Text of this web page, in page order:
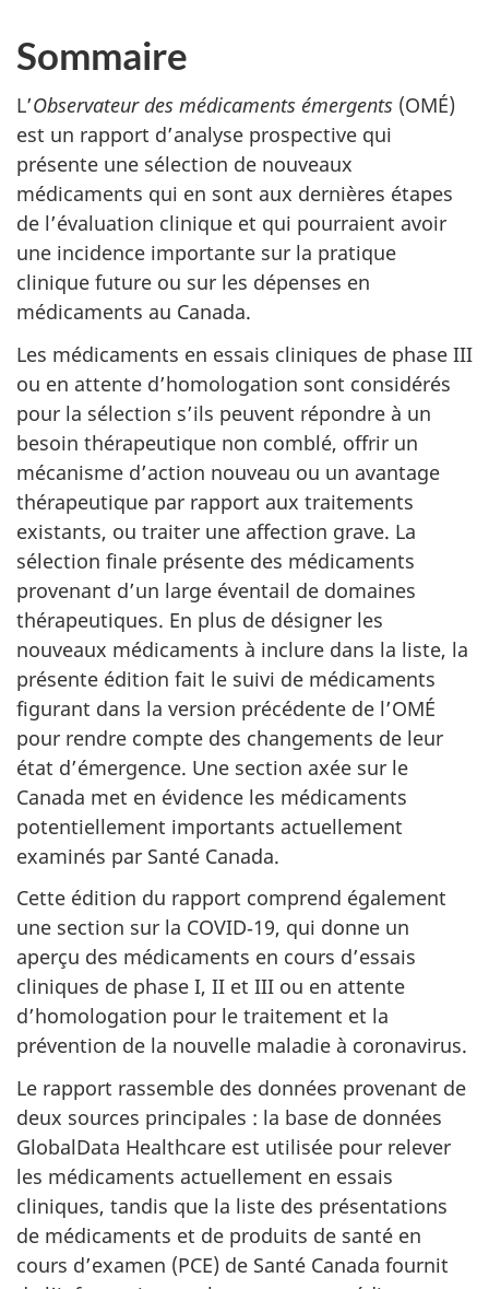
Sommaire
L’Observateur des médicaments émergents (OMÉ)
est un rapport d’analyse prospective qui
présente une sélection de nouveaux
médicaments qui en sont aux dernières étapes
de l’évaluation clinique et qui pourraient avoir
une incidence importante sur la pratique
clinique future ou sur les dépenses en
médicaments au Canada.
Les médicaments en essais cliniques de phase III
ou en attente d’homologation sont considérés
pour la sélection s’ils peuvent répondre à un
besoin thérapeutique non comblé, offrir un
mécanisme d’action nouveau ou un avantage
thérapeutique par rapport aux traitements
existants, ou traiter une affection grave. La
sélection finale présente des médicaments
provenant d’un large éventail de domaines
thérapeutiques. En plus de désigner les
nouveaux médicaments à inclure dans la liste, la
présente édition fait le suivi de médicaments
figurant dans la version précédente de l’OMÉ
pour rendre compte des changements de leur
état d’émergence. Une section axée sur le
Canada met en évidence les médicaments
potentiellement importants actuellement
examinés par Santé Canada.
Cette édition du rapport comprend également
une section sur la COVID‑19, qui donne un
aperçu des médicaments en cours d’essais
cliniques de phase I, II et III ou en attente
d’homologation pour le traitement et la
prévention de la nouvelle maladie à coronavirus.
Le rapport rassemble des données provenant de
deux sources principales : la base de données
GlobalData Healthcare est utilisée pour relever
les médicaments actuellement en essais
cliniques, tandis que la liste des présentations
de médicaments et de produits de santé en
cours d’examen (PCE) de Santé Canada fournit